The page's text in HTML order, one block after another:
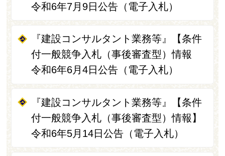
令和6年7月9日公告（電子入札）
『建設コンサルタント業務等』【条件
付一般競争入札（事後審査型）情報
令和6年6月4日公告（電子入札）
『建設コンサルタント業務等』【条件
付一般競争入札（事後審査型）情報】
令和6年5月14日公告（電子入札）